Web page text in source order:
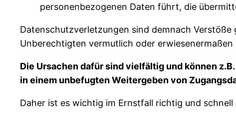
personenbezogenen Daten führt, die
Datenschutzverletzungen sind demnach
Unberechtigten vermutlich oder
Die Ursachen dafür sind vielfältig und können
in einem unbefugten Weitergeben von
Daher ist es wichtig im Ernstfall richtig und schnell